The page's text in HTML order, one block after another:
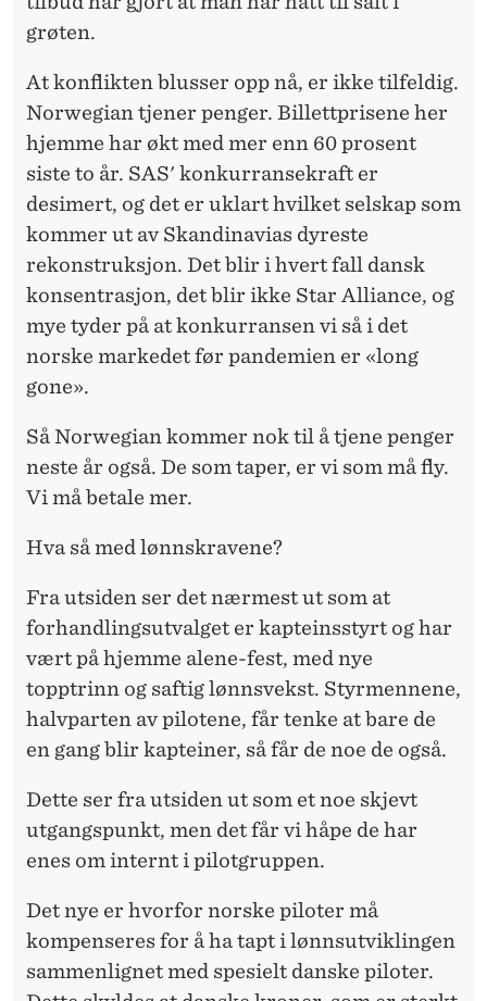
grøten.
At konflikten blusser opp nå, er ikke tilfeldig.
Norwegian tjener penger. Billettprisene her
hjemme har økt med mer enn 60 prosent
siste to år. SAS' konkurransekraft er
desimert, og det er uklart hvilket selskap som
kommer ut av Skandinavias dyreste
rekonstruksjon. Det blir i hvert fall dansk
konsentrasjon, det blir ikke Star Alliance, og
mye tyder på at konkurransen vi så i det
norske markedet før pandemien er «long
gone».
Så Norwegian kommer nok til å tjene penger
neste år også. De som taper, er vi som må fly.
Vi må betale mer.
Hva så med lønnskravene?
Fra utsiden ser det nærmest ut som at
forhandlingsutvalget er kapteinsstyrt og har
vært på hjemme alene-fest, med nye
topptrinn og saftig lønnsvekst. Styrmennene,
halvparten av pilotene, får tenke at bare de
en gang blir kapteiner, så får de noe de også.
Dette ser fra utsiden ut som et noe skjevt
utgangspunkt, men det får vi håpe de har
enes om internt i pilotgruppen.
Det nye er hvorfor norske piloter må
kompenseres for å ha tapt i lønnsutviklingen
sammenlignet med spesielt danske piloter.